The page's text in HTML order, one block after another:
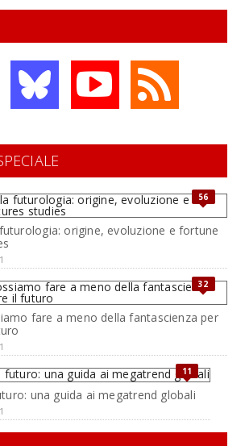
56
origine, evoluzione e fortune
32
fare a meno della fantascienza per
11
una guida ai megatrend globali